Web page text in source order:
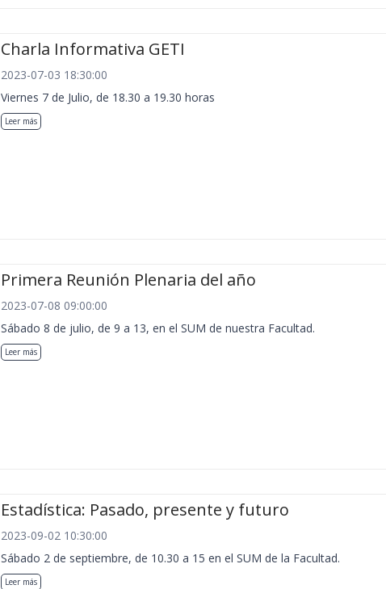
Charla Informativa GETI
2023-07-03 18:30:00
Viernes 7 de Julio, de 18.30 a 19.30 horas
Leer más
Primera Reunión Plenaria del año
2023-07-08 09:00:00
Sábado 8 de julio, de 9 a 13, en el SUM de nuestra Facultad.
Leer más
Estadística: Pasado, presente y futuro
2023-09-02 10:30:00
Sábado 2 de septiembre, de 10.30 a 15 en el SUM de la Facultad.
Leer más